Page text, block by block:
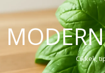
Cikkek,